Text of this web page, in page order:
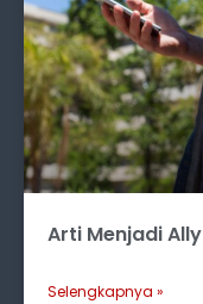
Arti Menjadi Ally
Selengkapnya »